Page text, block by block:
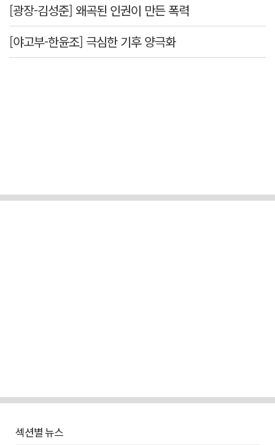
[광장-김성준] 왜곡된 인권이 만든 폭력
[야고부-한윤조] 극심한 기후 양극화
섹션별 뉴스